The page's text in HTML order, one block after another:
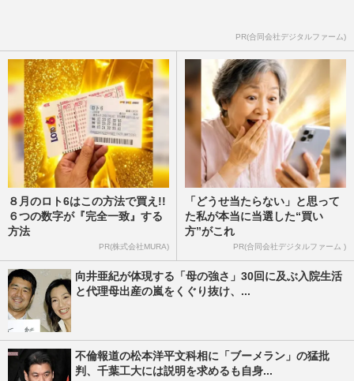
PR(合同会社デジタルファーム)
８月のロト6はこの方法で買え!!
６つの数字が『完全一致』する
方法
PR(株式会社MURA)
「どうせ当たらない」と思って
た私が本当に当選した“買い
方”がこれ
PR(合同会社デジタルファーム )
向井亜紀が体現する「母の強さ」30回に及ぶ入院生活
と代理母出産の嵐をくぐり抜け、...
不倫報道の松本洋平文科相に「ブーメラン」の猛批
判、千葉工大には説明を求めるも自身...